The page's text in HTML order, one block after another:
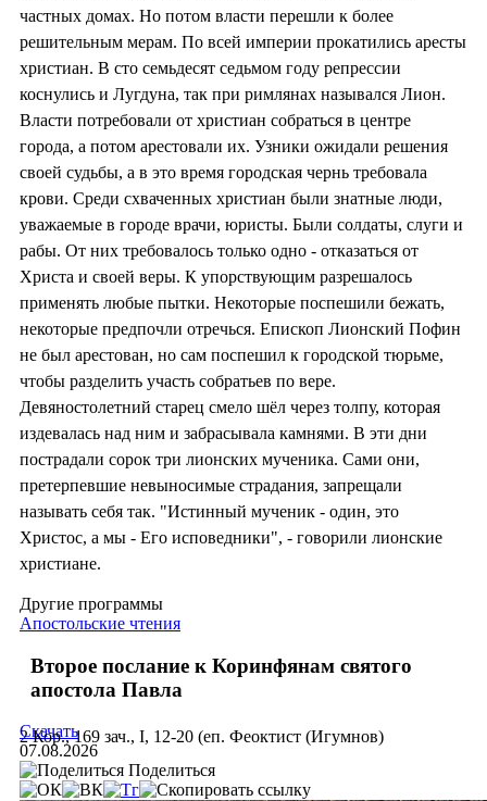
частных домах. Но потом власти перешли к более
решительным мерам. По всей империи прокатились аресты
христиан. В сто семьдесят седьмом году репрессии
коснулись и Лугдуна, так при римлянах назывался Лион.
Власти потребовали от христиан собраться в центре
города, а потом арестовали их. Узники ожидали решения
своей судьбы, а в это время городская чернь требовала
крови. Среди схваченных христиан были знатные люди,
уважаемые в городе врачи, юристы. Были солдаты, слуги и
рабы. От них требовалось только одно - отказаться от
Христа и своей веры. К упорствующим разрешалось
применять любые пытки. Некоторые поспешили бежать,
некоторые предпочли отречься. Епископ Лионский Пофин
не был арестован, но сам поспешил к городской тюрьме,
чтобы разделить участь собратьев по вере.
Девяностолетний старец смело шёл через толпу, которая
издевалась над ним и забрасывала камнями. В эти дни
пострадали сорок три лионских мученика. Сами они,
претерпевшие невыносимые страдания, запрещали
называть себя так. "Истинный мученик - один, это
Христос, а мы - Его исповедники", - говорили лионские
христиане.
Другие программы
Апостольские чтения
Второе послание к Коринфянам святого
апостола Павла
2 Кор., 169 зач., I, 12-20 (еп. Феоктист (Игумнов)
Скачать
07.08.2026
Поделиться